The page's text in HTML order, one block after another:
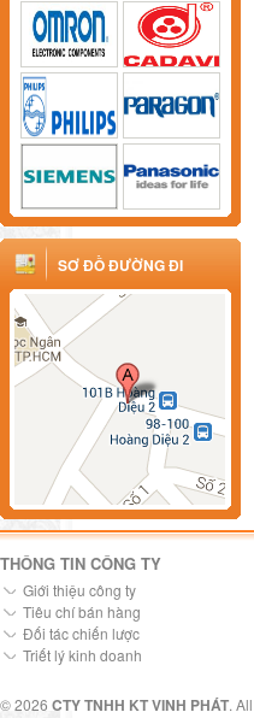
SƠ ĐỒ ĐƯỜNG ĐI
THÔNG TIN CÔNG TY
Giới thiệu công ty
Tiêu chí bán hàng
Đối tác chiến lược
Triết lý kinh doanh
© 2026 CTY TNHH KT VINH PHÁT.